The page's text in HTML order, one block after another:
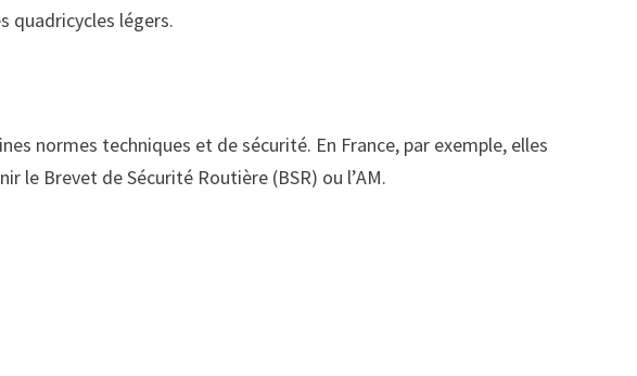
quadricycles légers.
normes techniques et de sécurité. En France, par exemple, elles
Brevet de Sécurité Routière (BSR) ou l’AM.